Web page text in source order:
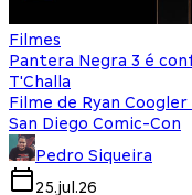
Filmes
Pantera Negra 3 é
T'Challa
Filme de Ryan
San Diego Comic-Con
Pedro Siqueira
25.jul.26